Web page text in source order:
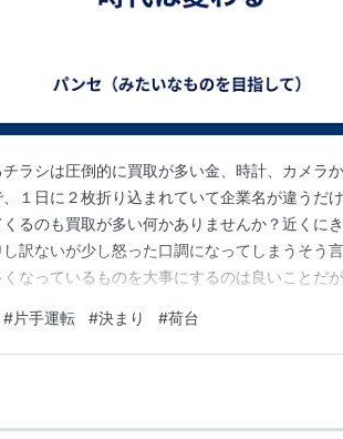
ラシは圧倒的に買取が多い金、時計、カメラ
１日に２枚折り込まれていて企業名が違うだ
るのも買取が多い何かありませんか？近くに
訳ないが少し怒った口調になってしまうそう
なっているものを大事にするのは良いことだ
うと校門までの付き添いだが３年生の女の子
たこの時期の恒例行事で、警察の方を招…
#片手運転 #決まり #荷台